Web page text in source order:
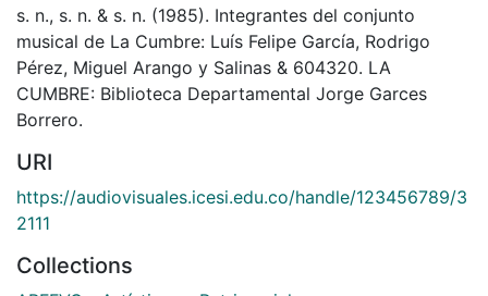
s. n., s. n. & s. n. (1985). Integrantes del conjunto
musical de La Cumbre: Luís Felipe García, Rodrigo
Pérez, Miguel Arango y Salinas & 604320. LA
CUMBRE: Biblioteca Departamental Jorge Garces
Borrero.
URI
https://audiovisuales.icesi.edu.co/handle/123456789/3
2111
Collections